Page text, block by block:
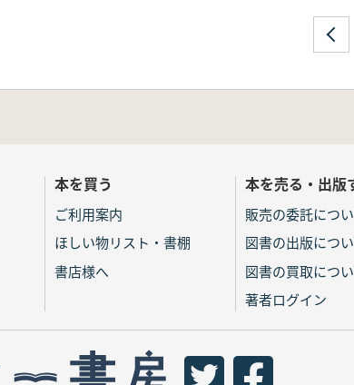
本を買う
ご利用案内
ほしい物リスト・書棚
書店様へ
本を売る・出版
販売の委託につ
図書の出版につ
図書の買取につ
著者ログイン